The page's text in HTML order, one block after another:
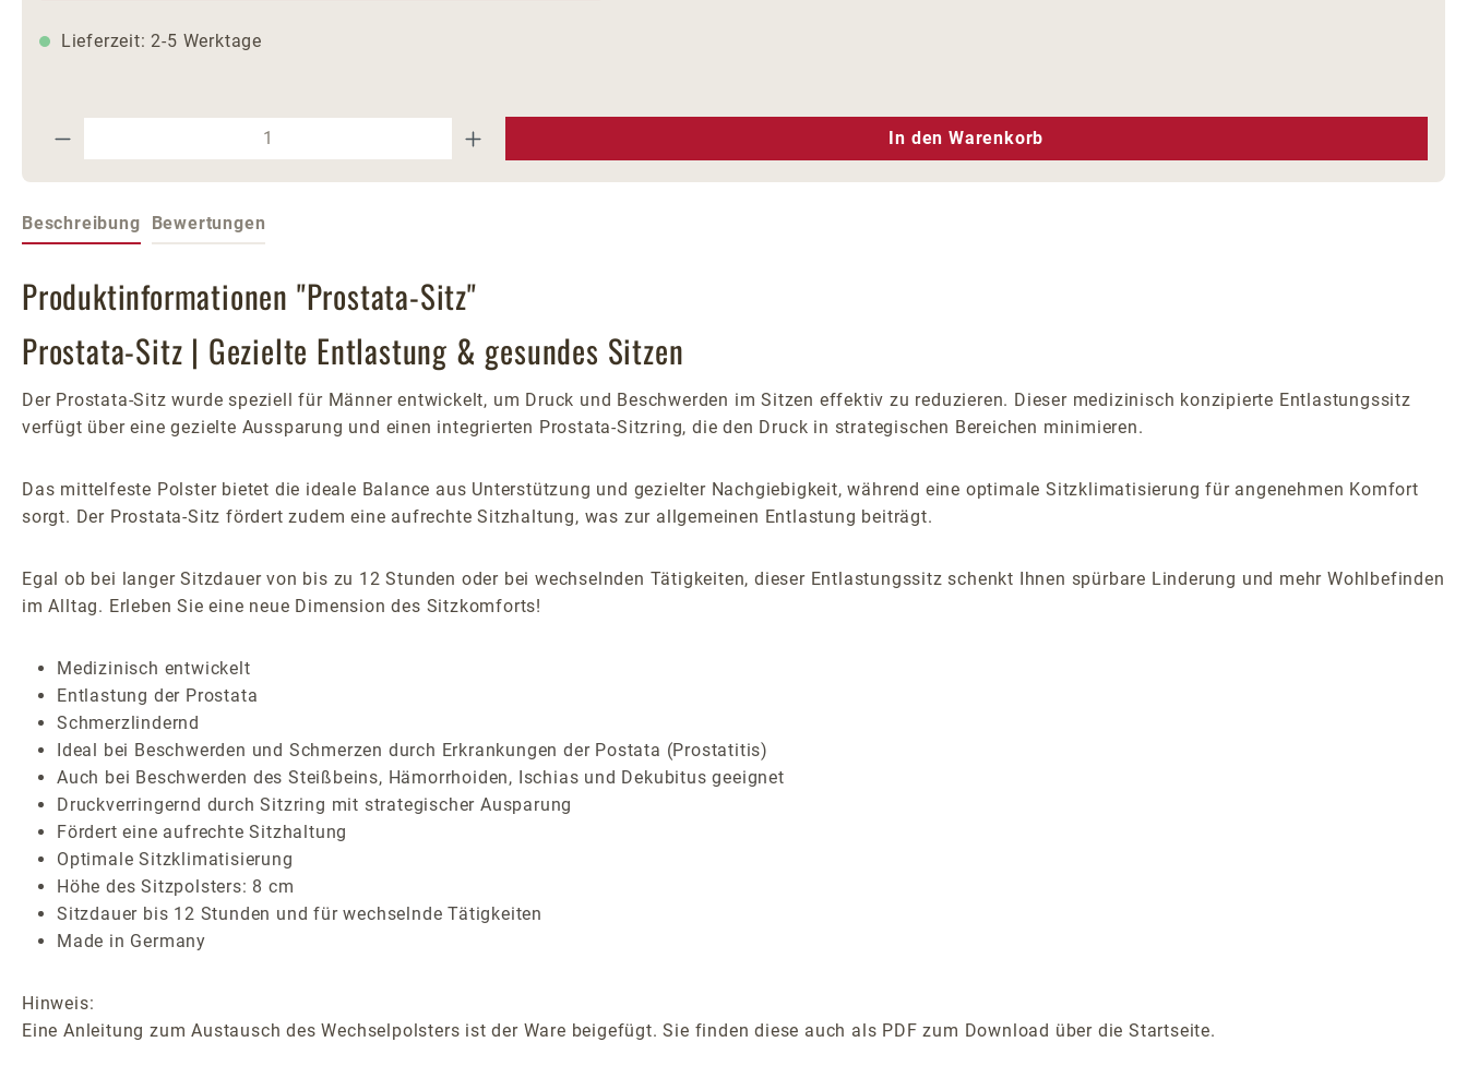
Lieferzeit: 2-5 Werktage
Produkt Anzahl: Gib den gewünschten Wert ein oder benutze die Schaltflächen um die Anzahl zu erhöhen oder zu
In den Warenkorb
Beschreibung Bewertungen
Produktinformationen "Prostata-Sitz"
Prostata-Sitz | Gezielte Entlastung & gesundes Sitzen
Der Prostata-Sitz wurde speziell für Männer entwickelt, um Druck und Beschwerden im Sitzen effektiv zu reduzieren. Dieser medizinisch konzipierte Entlastungssitz
verfügt über eine gezielte Aussparung und einen integrierten Prostata-Sitzring, die den Druck in strategischen Bereichen minimieren.
Das mittelfeste Polster bietet die ideale Balance aus Unterstützung und gezielter Nachgiebigkeit, während eine optimale Sitzklimatisierung für angenehmen Komfort
sorgt. Der Prostata-Sitz fördert zudem eine aufrechte Sitzhaltung, was zur allgemeinen Entlastung beiträgt.
Egal ob bei langer Sitzdauer von bis zu 12 Stunden oder bei wechselnden Tätigkeiten, dieser Entlastungssitz schenkt Ihnen spürbare Linderung und mehr Wohlbefinden
im Alltag. Erleben Sie eine neue Dimension des Sitzkomforts!
Medizinisch entwickelt
Entlastung der Prostata
Schmerzlindernd
Ideal bei Beschwerden und Schmerzen durch Erkrankungen der Postata (Prostatitis)
Auch bei Beschwerden des Steißbeins, Hämorrhoiden, Ischias und Dekubitus geeignet
Druckverringernd durch Sitzring mit strategischer Ausparung
Fördert eine aufrechte Sitzhaltung
Optimale Sitzklimatisierung
Höhe des Sitzpolsters: 8 cm
Sitzdauer bis 12 Stunden und für wechselnde Tätigkeiten
Made in Germany
Hinweis:
Eine Anleitung zum Austausch des Wechselpolsters ist der Ware beigefügt. Sie finden diese auch als PDF zum Download über die Startseite.